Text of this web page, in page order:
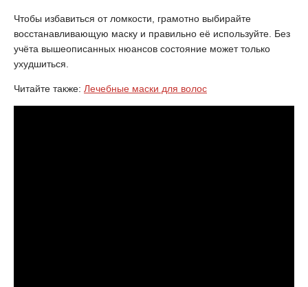
Чтобы избавиться от ломкости, грамотно выбирайте
восстанавливающую маску и правильно её используйте. Без
учёта вышеописанных нюансов состояние может только
ухудшиться.
Читайте также: Лечебные маски для волос